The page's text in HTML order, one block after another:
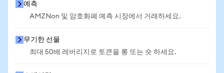
예측
AMZNon 및 암호화폐 예측 시장에서 거래하세요.
무기한 선물
최대 50배 레버리지로 토큰을 롱 또는 숏 하세요.